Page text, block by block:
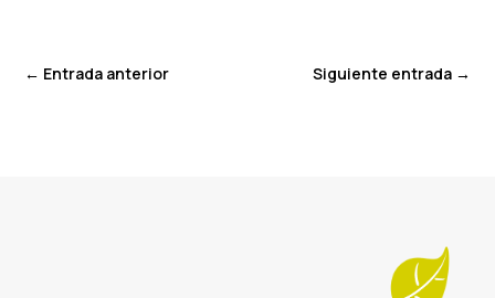
← Entrada anterior Siguiente entrada→